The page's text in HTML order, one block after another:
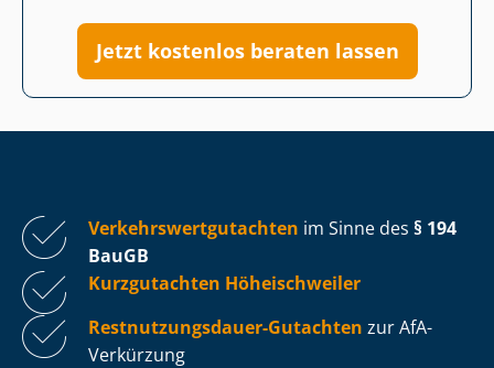
Jetzt kostenlos beraten lassen
Ver­kehrs­wert­gut­ach­ten im Sinne des § 194
BauGB
Kurzgutachten Höheischweiler
Rest­nut­zungs­dau­er-Gutachten zur AfA-
Verkürzung